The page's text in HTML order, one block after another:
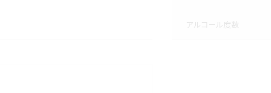
アルコール度数